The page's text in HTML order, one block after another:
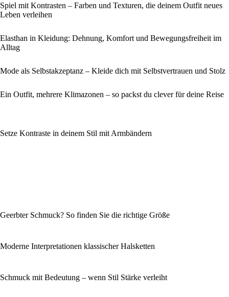
Spiel mit Kontrasten – Farben und Texturen, die deinem Outfit neues
Leben verleihen
Elasthan in Kleidung: Dehnung, Komfort und Bewegungsfreiheit im
Alltag
Mode als Selbstakzeptanz – Kleide dich mit Selbstvertrauen und Stolz
Ein Outfit, mehrere Klimazonen – so packst du clever für deine Reise
Setze Kontraste in deinem Stil mit Armbändern
Geerbter Schmuck? So finden Sie die richtige Größe
Moderne Interpretationen klassischer Halsketten
Schmuck mit Bedeutung – wenn Stil Stärke verleiht